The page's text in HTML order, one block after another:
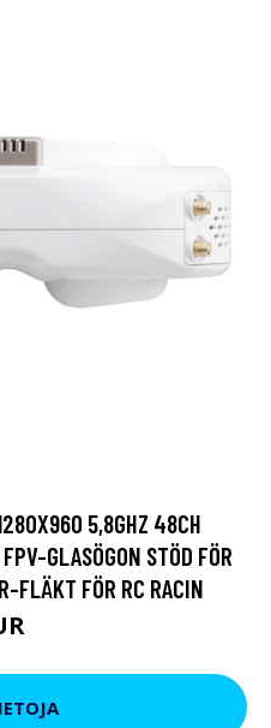
5,8GHZ 48CH
GLASÖGON STÖD FÖR
FLÄKT FÖR RC RACIN